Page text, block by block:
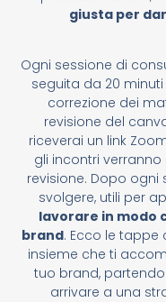
giusta per
Ogni sessione di
seguita da 20
correzione dei
revisione del
riceverai un link
gli incontri
revisione. Dopo
svolgere, utili per
lavorare in modo
brand. Ecco le
insieme che ti
tuo brand,
arrivare a una